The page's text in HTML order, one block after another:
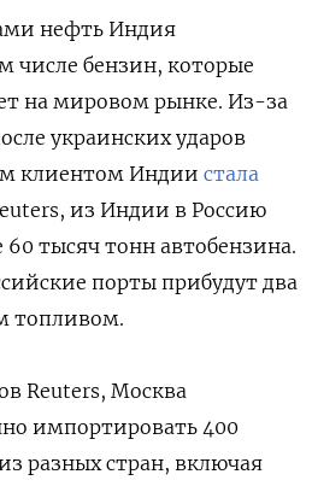
нефть Индия
числе бензин, которые
на мировом рынке. Из-за
украинских ударов
клиентом Индии стала
из Индии в Россию
тысяч тонн автобензина.
порты прибудут два
топливом.
Reuters, Москва
импортировать 400
разных стран, ‌включая